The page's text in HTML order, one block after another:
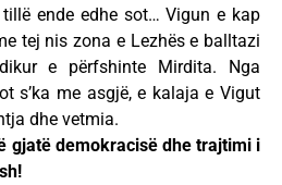
ende edhe sot… Vigun e kap
tej nis zona e Lezhës e balltazi
e përfshinte Mirdita. Nga
s’ka me asgjë, e kalaja e Vigut
dhe vetmia.
gjatë demokracisë dhe trajtimi i